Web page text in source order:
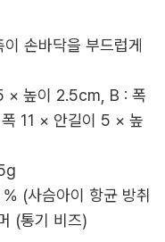
손바닥을 부드럽게
× 높이 2.5cm, B : 폭
11 × 안길이 5 × 높
(사슴아이 항균 방취
(통기 비즈)